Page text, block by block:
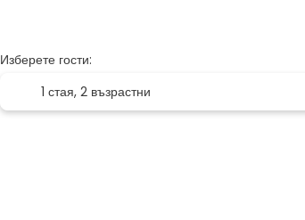
Изберете гости:
1 стая, 2 възрастни